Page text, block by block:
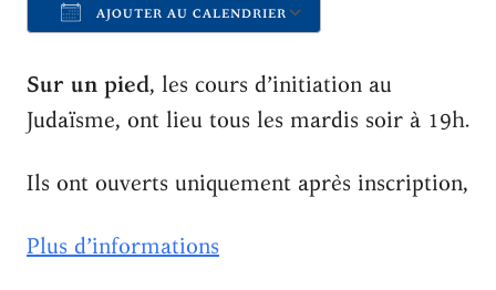
AJOUTER AU CALENDRIER
Télécharger ICS
Sur un pied, les cours d’initiation au
Judaïsme, ont lieu tous les mardis soir à 19h.
Ils ont ouverts uniquement après inscription,
Plus d’informations